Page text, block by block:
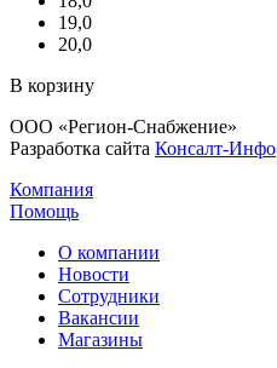
19,0
20,0
В корзину
ООО «Регион-Снабжение»
Разработка сайта Консалт-Инфо
Компания
Помощь
О компании
Новости
Сотрудники
Вакансии
Магазины